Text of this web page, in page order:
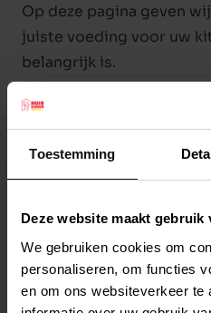
Toestemming
Deze website maakt gebruik
We gebruiken cookies om
personaliseren, om functies
en om ons websiteverkeer te
Op deze pagina geven
juiste voeding voor uw
belangrijk is.